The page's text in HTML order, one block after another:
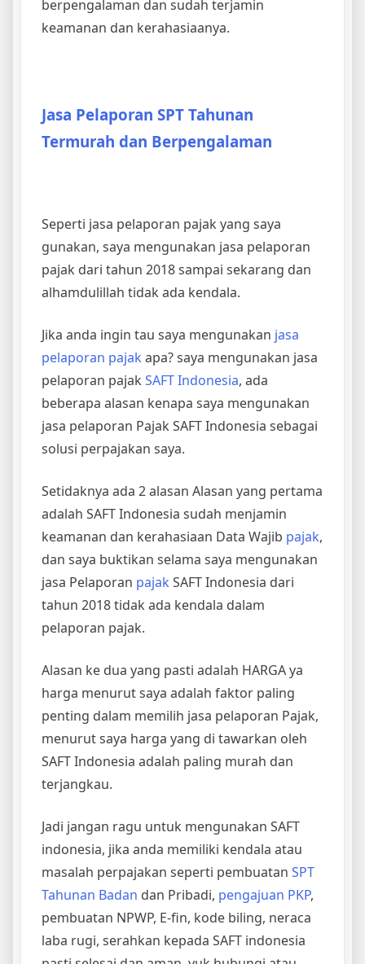
berpengalaman dan sudah terjamin
keamanan dan kerahasiaanya.
Jasa Pelaporan SPT Tahunan
Termurah dan Berpengalaman
Seperti jasa pelaporan pajak yang saya
gunakan, saya mengunakan jasa pelaporan
pajak dari tahun 2018 sampai sekarang dan
alhamdulillah tidak ada kendala.
Jika anda ingin tau saya mengunakan jasa
pelaporan pajak apa? saya mengunakan jasa
pelaporan pajak SAFT Indonesia, ada
beberapa alasan kenapa saya mengunakan
jasa pelaporan Pajak SAFT Indonesia sebagai
solusi perpajakan saya.
Setidaknya ada 2 alasan Alasan yang pertama
adalah SAFT Indonesia sudah menjamin
keamanan dan kerahasiaan Data Wajib pajak,
dan saya buktikan selama saya mengunakan
jasa Pelaporan pajak SAFT Indonesia dari
tahun 2018 tidak ada kendala dalam
pelaporan pajak.
Alasan ke dua yang pasti adalah HARGA ya
harga menurut saya adalah faktor paling
penting dalam memilih jasa pelaporan Pajak,
menurut saya harga yang di tawarkan oleh
SAFT Indonesia adalah paling murah dan
terjangkau.
Jadi jangan ragu untuk mengunakan SAFT
indonesia, jika anda memiliki kendala atau
masalah perpajakan seperti pembuatan SPT
Tahunan Badan dan Pribadi, pengajuan PKP,
pembuatan NPWP, E-fin, kode biling, neraca
laba rugi, serahkan kepada SAFT indonesia